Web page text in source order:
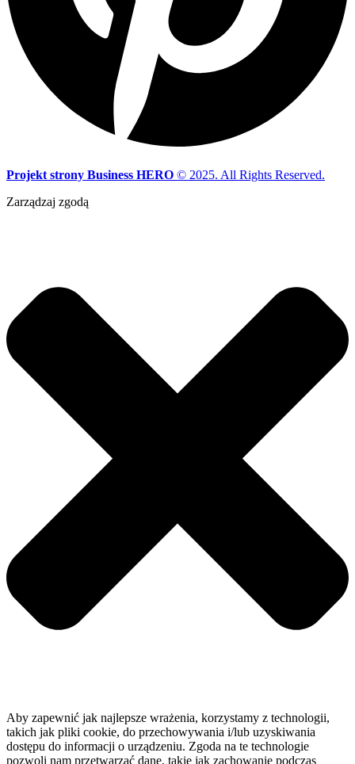
Projekt strony Business HERO © 2025. All Rights Reserved.
Zarządzaj zgodą
Aby zapewnić jak najlepsze wrażenia, korzystamy z technologii,
takich jak pliki cookie, do przechowywania i/lub uzyskiwania
dostępu do informacji o urządzeniu. Zgoda na te technologie
pozwoli nam przetwarzać dane, takie jak zachowanie podczas